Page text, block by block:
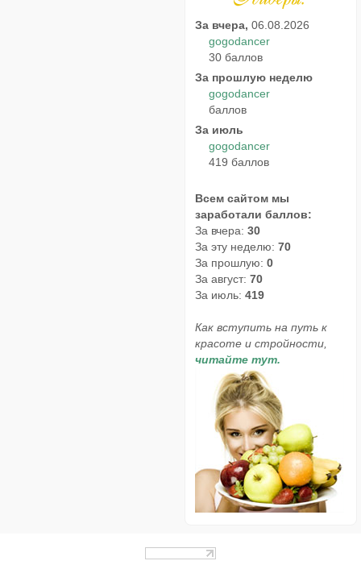
За вчера, 06.08.2026
gogodancer
30 баллов
За прошлую неделю
gogodancer
баллов
За июль
gogodancer
419 баллов
Всем сайтом мы
заработали баллов:
За вчера: 30
За эту неделю: 70
За прошлую: 0
За август: 70
За июль: 419
Как вступить на путь к
красоте и стройности,
читайте тут.